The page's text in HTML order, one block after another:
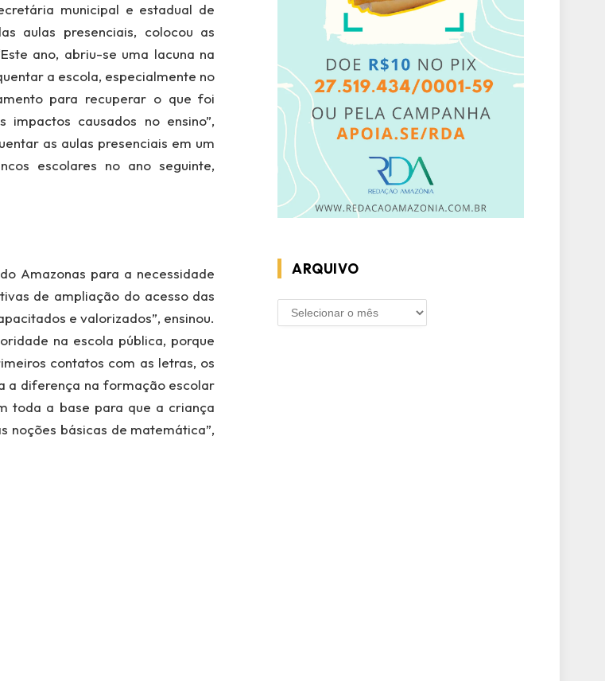
municipal e estadual de
aulas presenciais, colocou as
ano, abriu-se uma lacuna na
a escola, especialmente no
para recuperar o que foi
causados no ensino”,
as aulas presenciais em um
escolares no ano seguinte,
Amazonas para a necessidade
de ampliação do acesso das
e valorizados”, ensinou.
na escola pública, porque
contatos com as letras, os
a diferença na formação escolar
toda a base para que a criança
noções básicas de matemática”,
ARQUIVO
ARQUIVO